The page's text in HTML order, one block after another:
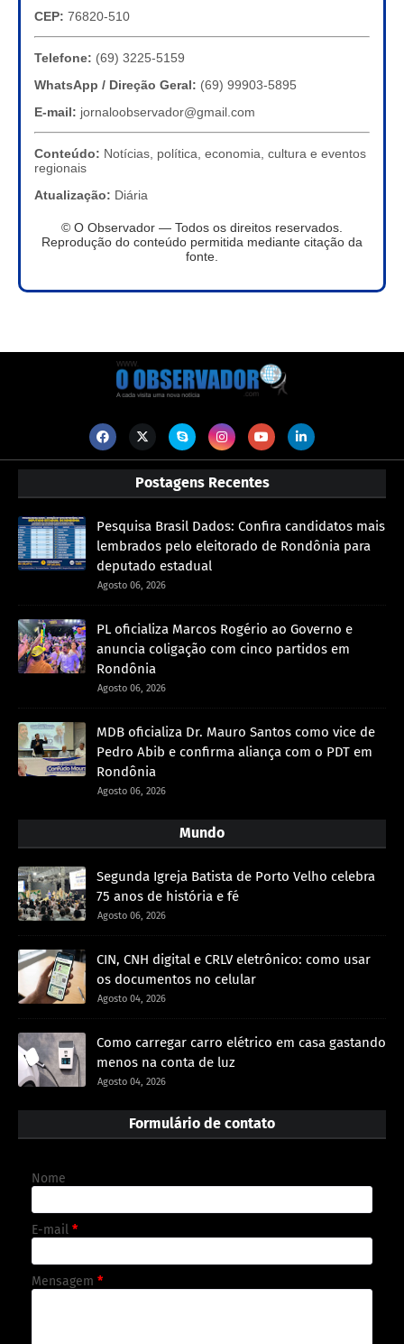
CEP: 76820-510
Telefone: (69) 3225-5159
WhatsApp / Direção Geral: (69) 99903-5895
E-mail: jornaloobservador@gmail.com
Conteúdo: Notícias, política, economia, cultura e eventos
regionais
Atualização: Diária
© O Observador — Todos os direitos reservados.
Reprodução do conteúdo permitida mediante citação da
fonte.
Postagens Recentes
Pesquisa Brasil Dados: Confira candidatos mais
lembrados pelo eleitorado de Rondônia para
deputado estadual
Agosto 06, 2026
PL oficializa Marcos Rogério ao Governo e
anuncia coligação com cinco partidos em
Rondônia
Agosto 06, 2026
MDB oficializa Dr. Mauro Santos como vice de
Pedro Abib e confirma aliança com o PDT em
Rondônia
Agosto 06, 2026
Mundo
Segunda Igreja Batista de Porto Velho celebra
75 anos de história e fé
Agosto 06, 2026
CIN, CNH digital e CRLV eletrônico: como usar
os documentos no celular
Agosto 04, 2026
Como carregar carro elétrico em casa gastando
menos na conta de luz
Agosto 04, 2026
Formulário de contato
Nome
E-mail *
Mensagem *